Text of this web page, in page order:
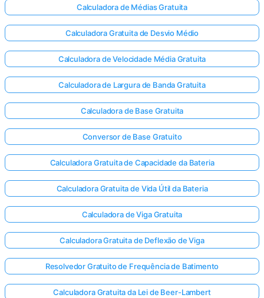
Calculadora de Médias Gratuita
Calculadora Gratuita de Desvio Médio
Calculadora de Velocidade Média Gratuita
Calculadora de Largura de Banda Gratuita
Calculadora de Base Gratuita
Conversor de Base Gratuito
Calculadora Gratuita de Capacidade da Bateria
Calculadora Gratuita de Vida Útil da Bateria
Calculadora de Viga Gratuita
Calculadora Gratuita de Deflexão de Viga
Resolvedor Gratuito de Frequência de Batimento
Calculadora Gratuita da Lei de Beer-Lambert